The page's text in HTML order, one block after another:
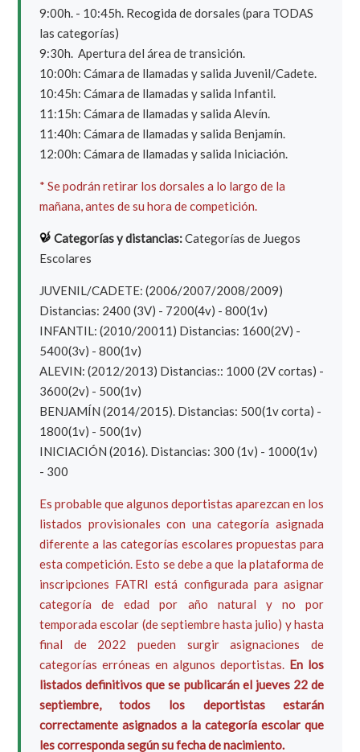
9:00h. - 10:45h. Recogida de dorsales (para TODAS
las categorías)
9:30h. Apertura del área de transición.
10:00h: Cámara de llamadas y salida Juvenil/Cadete.
10:45h: Cámara de llamadas y salida Infantil.
11:15h: Cámara de llamadas y salida Alevín.
11:40h: Cámara de llamadas y salida Benjamín.
12:00h: Cámara de llamadas y salida Iniciación.
* Se podrán retirar los dorsales a lo largo de la
mañana, antes de su hora de competición.
Categorías y distancias:Categorías de Juegos
Escolares
JUVENIL/CADETE: (2006/2007/2008/2009)
Distancias: 2400 (3V) - 7200(4v) - 800(1v)
INFANTIL: (2010/20011) Distancias: 1600(2V) -
5400(3v) - 800(1v)
ALEVIN: (2012/2013) Distancias:: 1000 (2V cortas) -
3600(2v) - 500(1v)
BENJAMÍN (2014/2015). Distancias: 500(1v corta) -
1800(1v) - 500(1v)
INICIACIÓN (2016). Distancias: 300 (1v) - 1000(1v)
- 300
Es probable que algunos deportistas aparezcan en los
listados provisionales con una categoría asignada
diferente a las categorías escolares propuestas para
esta competición. Esto se debe a que la plataforma de
inscripciones FATRI está configurada para asignar
categoría de edad por año natural y no por
temporada escolar (de septiembre hasta julio) y hasta
final de 2022 pueden surgir asignaciones de
categorías erróneas en algunos deportistas. En los
listados definitivos que se publicarán el jueves 22 de
septiembre, todos los deportistas estarán
correctamente asignados a la categoría escolar que
les corresponda según su fecha de nacimiento.